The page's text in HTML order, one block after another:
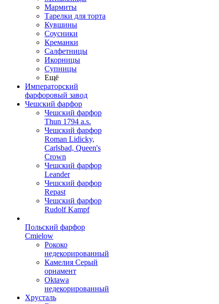
Мармиты
Тарелки для торта
Кувшины
Соусники
Креманки
Салфетницы
Икорницы
Супницы
Ещё
Императорский
фарфоровый завод
Чешский фарфор
Чешский фарфор
Thun 1794 a.s.
Чешский фарфор
Roman Lidicky,
Carlsbad, Queen's
Crown
Чешский фарфор
Leander
Чешский фарфор
Repast
Чешский фарфор
Rudolf Kampf
Польский фарфор
Сmielow
Рококо
недекорированный
Камелия Серый
орнамент
Oktawa
недекорированный
Хрусталь